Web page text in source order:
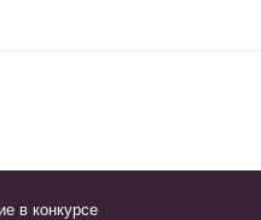
в конкурсе